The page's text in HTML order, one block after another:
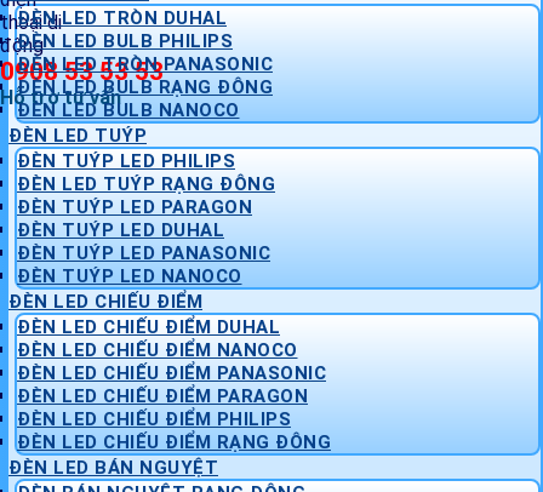
0908 53 53 53
Hỗ trợ tư vấn
ĐÈN LED TRÒN DUHAL
ĐÈN LED BULB PHILIPS
ĐÈN LED TRÒN PANASONIC
ĐÈN LED BULB RẠNG ĐÔNG
ĐÈN LED BULB NANOCO
ĐÈN LED TUÝP
ĐÈN TUÝP LED PHILIPS
ĐÈN LED TUÝP RẠNG ĐÔNG
ĐÈN TUÝP LED PARAGON
ĐÈN TUÝP LED DUHAL
ĐÈN TUÝP LED PANASONIC
ĐÈN TUÝP LED NANOCO
ĐÈN LED CHIẾU ĐIỂM
ĐÈN LED CHIẾU ĐIỂM DUHAL
ĐÈN LED CHIẾU ĐIỂM NANOCO
ĐÈN LED CHIẾU ĐIỂM PANASONIC
ĐÈN LED CHIẾU ĐIỂM PARAGON
ĐÈN LED CHIẾU ĐIỂM PHILIPS
ĐÈN LED CHIẾU ĐIỂM RẠNG ĐÔNG
ĐÈN LED BÁN NGUYỆT